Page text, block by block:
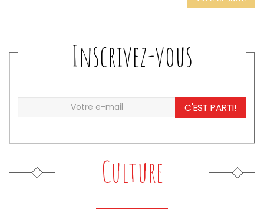
Inscrivez-vous
C'EST PARTI!
Culture